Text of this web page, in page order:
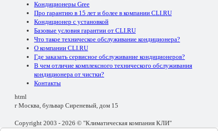
Кондиционеры Gree
Про гарантию в 15 лет и более в компании CLI.RU
Кондиционер с установкой
Базовые условия гарантии от CLI.RU
Что такое техническое обслуживание кондиционера?
О компании CLI.RU
Где заказать сервисное обслуживание кондиционеров?
В чем отличие комплексного технического обслуживания
кондиционера от чистки?
Контакты
html
г Москва, бульвар Сиреневый, дом 15
Copyright 2003 - 2026 © "Климатическая компания КЛИ"